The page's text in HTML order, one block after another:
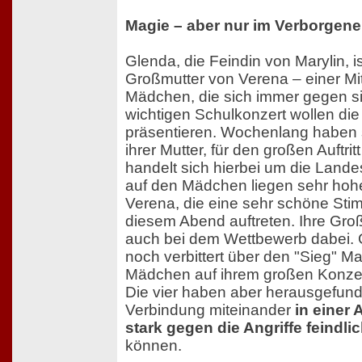
Magie – aber nur im
Glenda, die Feindin von Marylin,
Großmutter von Verena – einer
Mädchen, die sich immer gegen
wichtigen Schulkonzert wollen
präsentieren. Wochenlang
ihrer Mutter, für den großen
handelt sich hierbei um die
auf den Mädchen liegen sehr
Verena, die eine sehr schöne
diesem Abend auftreten. Ihre
auch bei dem Wettbewerb dabei.
noch verbittert über den "Sieg"
Mädchen auf ihrem großen
Die vier haben aber
Verbindung miteinander in einer
stark gegen die Angriffe
können.